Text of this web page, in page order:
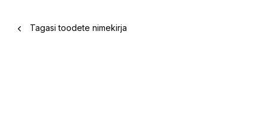
Tagasi toodete nimekirja